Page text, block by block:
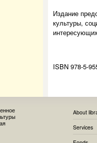
Издание
культуры,
ISBN 978-5-
About
Services